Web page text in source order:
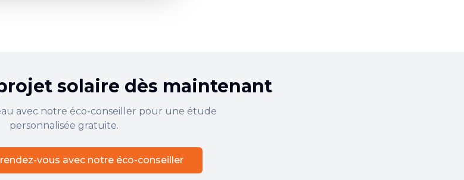
solaire dès maintenant
avec notre éco-conseiller pour une étude
personnalisée gratuite.
vous avec notre éco-conseiller